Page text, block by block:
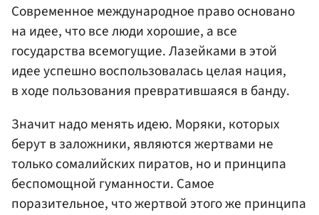
Современное международное право основано
на идее, что все люди хорошие, а все
государства всемогущие. Лазейками в этой
идее успешно воспользовалась целая нация,
в ходе пользования превратившаяся в банду.
Значит надо менять идею. Моряки, которых
берут в заложники, являются жертвами не
только сомалийских пиратов, но и принципа
беспомощной гуманности. Самое
поразительное, что жертвой этого же принципа